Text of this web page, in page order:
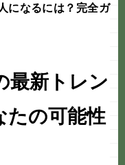
になるには？完全ガ
最新トレン
たの可能性